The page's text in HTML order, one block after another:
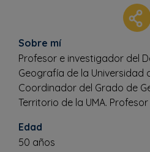
Sobre mí
Profesor e investigador del
Geografía de la Universidad
Coordinador del Grado de
Territorio de la UMA. Profesor
Edad
50 años